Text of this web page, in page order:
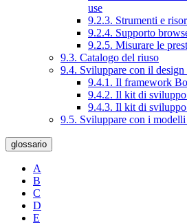
use
9.2.3. Strumenti e
9.2.4. Supporto
9.2.5. Misurare le
9.3. Catalogo del riuso
9.4. Sviluppare con il design
9.4.1. Il framework
9.4.2. Il kit di sviluppo
9.4.3. Il kit di
9.5. Sviluppare con i
glossario
A
B
C
D
E